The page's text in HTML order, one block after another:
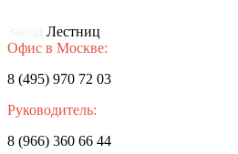
Лестниц
Офис в Москве:
8 (495) 970 72 03
Руководитель:
8 (966) 360 66 44